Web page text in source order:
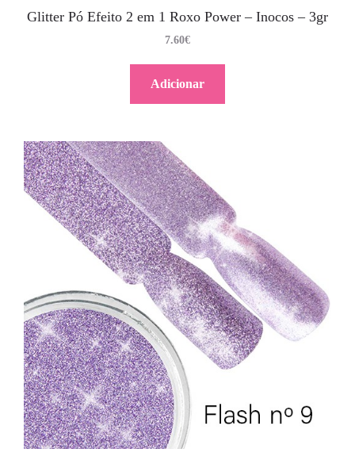
Glitter Pó Efeito 2 em 1 Roxo Power – Inocos – 3gr
7.60€
Adicionar